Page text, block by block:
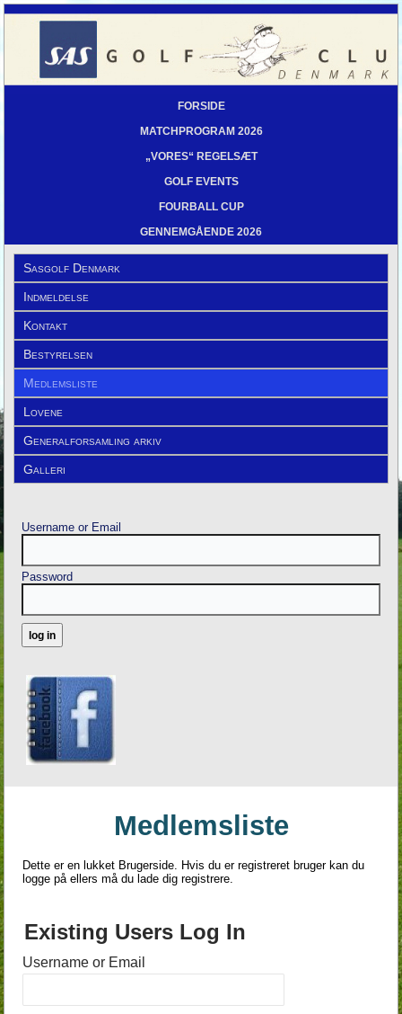
FORSIDE
MATCHPROGRAM 2026
„VORES“ REGELSÆT
GOLF EVENTS
FOURBALL CUP
GENNEMGÅENDE 2026
Sasgolf Denmark
Indmeldelse
Kontakt
Bestyrelsen
Medlemsliste
Lovene
Generalforsamling arkiv
Galleri
Username or Email
Password
Medlemsliste
Dette er en lukket Brugerside. Hvis du er registreret bruger kan du
logge på ellers må du lade dig registrere.
Existing Users Log In
Username or Email